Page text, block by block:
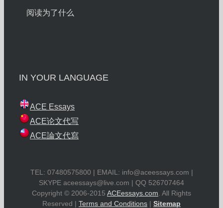
阅读为了什么
IN YOUR LANGUAGE
ACE Essays
ACE论文代写
ACE論文代寫
TEL: 07480575800 | EMAIL: info@aceessays.com |
SKYPE aceessays@live.com | QQ 526707464
Copyright © 2006-2015 ACEessays.com . All Rights
Reserved | Terms and Conditions | Sitemap